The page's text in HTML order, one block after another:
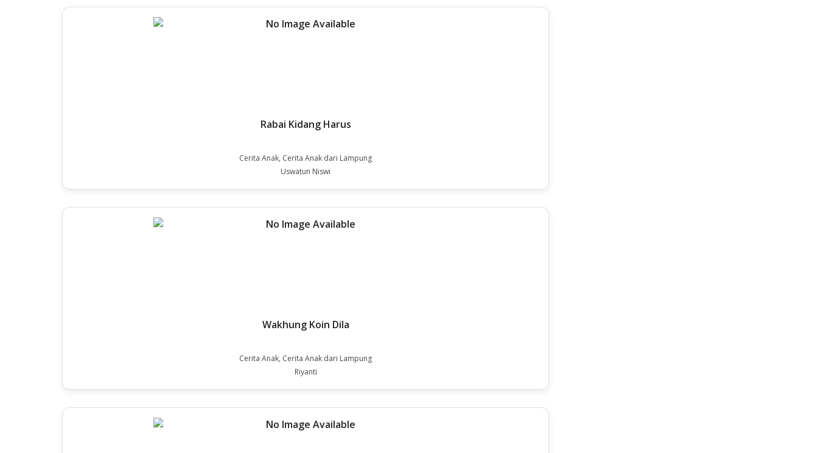
Rabai Kidang Harus
Cerita Anak, Cerita Anak dari Lampung
Uswatun Niswi
Wakhung Koin Dila
Cerita Anak, Cerita Anak dari Lampung
Riyanti